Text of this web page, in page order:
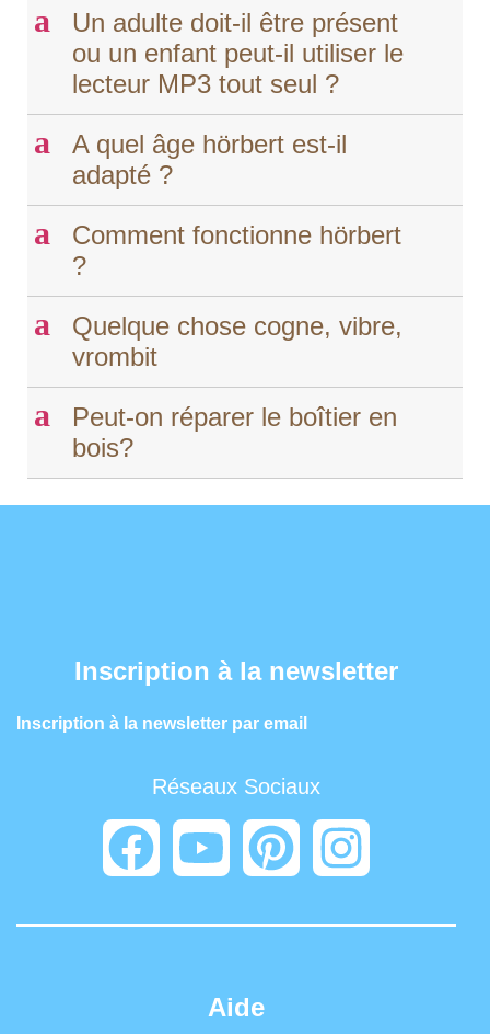
a
Un adulte doit-il être présent
ou un enfant peut-il utiliser le
lecteur MP3 tout seul ?
a
A quel âge hörbert est-il
adapté ?
a
Comment fonctionne hörbert
?
a
Quelque chose cogne, vibre,
vrombit
a
Peut-on réparer le boîtier en
bois?
Inscription à la newsletter
Inscription à la newsletter par email
Réseaux Sociaux
Aide